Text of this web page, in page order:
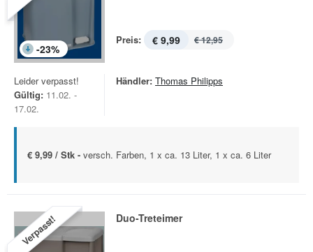
-23%
Preis: € 9,99 € 12,95
Leider verpasst!
Gültig: 11.02. -
17.02.
Händler: Thomas Philipps
€ 9,99 / Stk - versch. Farben, 1 x ca. 13 Liter, 1 x ca. 6 Liter
Verpasst! Duo-Treteimer